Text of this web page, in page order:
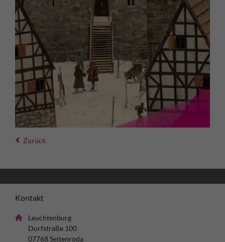
Zurück
Kontakt
Leuchtenburg
Dorfstraße 100
07768 Seitenroda